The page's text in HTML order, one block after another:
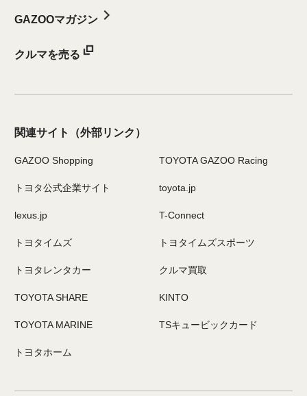
GAZOOマガジン
クルマを売る
関連サイト （外部リンク）
GAZOO Shopping TOYOTA GAZOO Racing
トヨタ公式企業サイト toyota.jp
lexus.jp T-Connect
トヨタイムズ トヨタイムズスポーツ
トヨタレンタカー クルマ買取
TOYOTA SHARE KINTO
TOYOTA MARINE TSキュービックカード
トヨタホーム